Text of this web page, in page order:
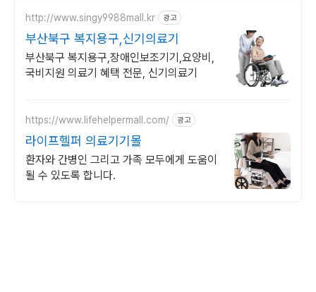
http://www.singy9988mall.kr 광고
부산북구 복지용구,신기의료기
부산북구 복지용구,장애인보조기기,요양비,
국비지원 의료기 혜택 전문, 신기의료기
https://www.lifehelpermall.com/ 광고
라이프헬퍼 의료기기몰
환자와 간병인 그리고 가족 모두에게 도움이
될 수 있도록 합니다.